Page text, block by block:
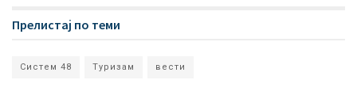
Прелистај по теми
Систем 48 Туризам вести